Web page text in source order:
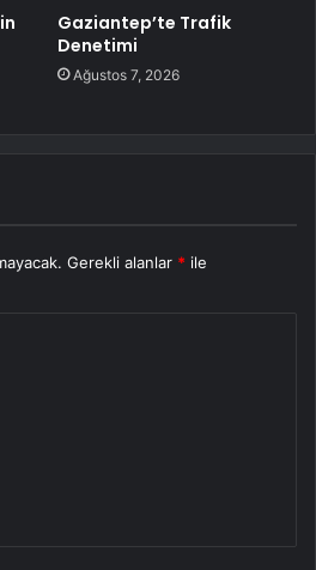
Gaziantep’te Trafik
Denetimi
Ağustos 7, 2026
Gerekli alanlar * ile